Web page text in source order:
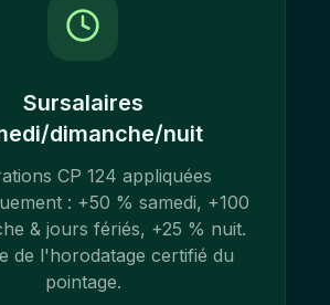
Sursalaires
dimanche/nuit
CP 124 appliquées
: +50 % samedi, +100
& jours fériés, +25 % nuit.
de l'horodatage certifié du
pointage.